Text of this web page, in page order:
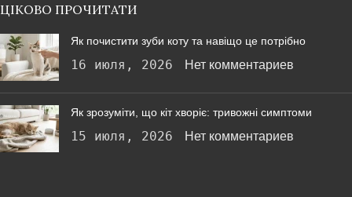
ЦІКОВО ПРОЧИТАТИ
Як почистити зуби коту та навіщо це потрібно
16 июля, 2026 Нет комментариев
Як зрозуміти, що кіт хворіє: тривожні симптоми
15 июля, 2026 Нет комментариев